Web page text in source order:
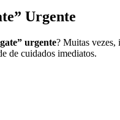
Urgente
urgente? Muitas vezes,
de cuidados imediatos.